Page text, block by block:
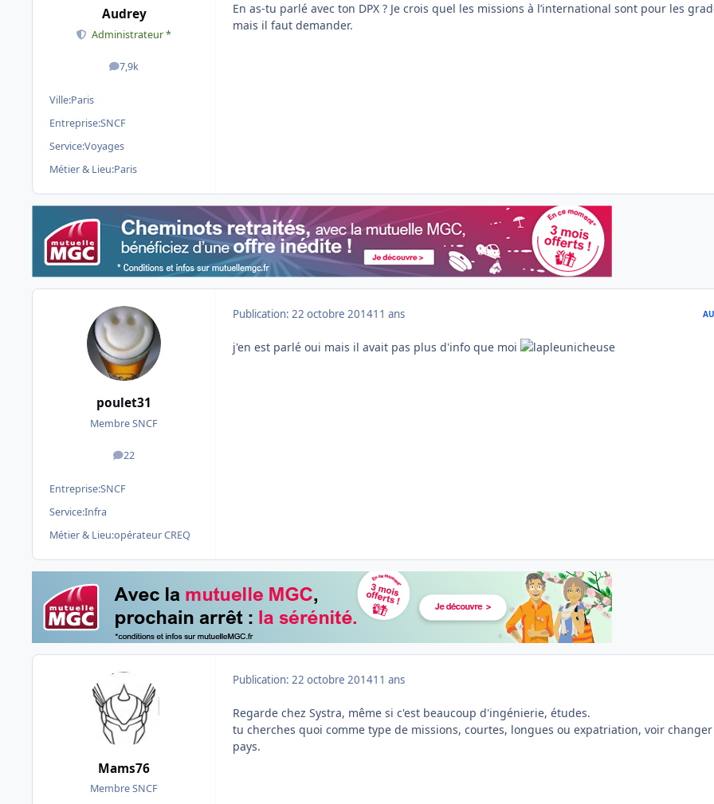
Audrey
Administrateur *
7,9k
messages
Ville:Paris
Entreprise:SNCF
Service:Voyages
Métier & Lieu:Paris
En as-tu parlé avec ton DPX ? Je crois quel les missions à l’international sont pour les
mais il faut demander.
poulet31
Membre SNCF
22
messages
Entreprise:SNCF
Service:Infra
Métier & Lieu:opérateur CREQ
Publication: 22 octobre 201411 ans
j'en est parlé oui mais il avait pas plus d'info que moi
Mams76
Membre SNCF
Publication: 22 octobre 201411 ans
Regarde chez Systra, même si c'est beaucoup d'ingénierie, études.
tu cherches quoi comme type de missions, courtes, longues ou expatriation, voir
pays.